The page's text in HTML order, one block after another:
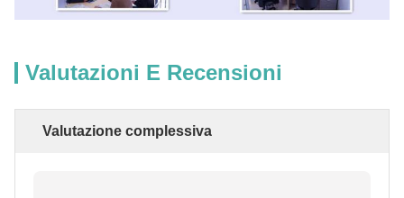
Valutazioni E Recensioni
Valutazione complessiva